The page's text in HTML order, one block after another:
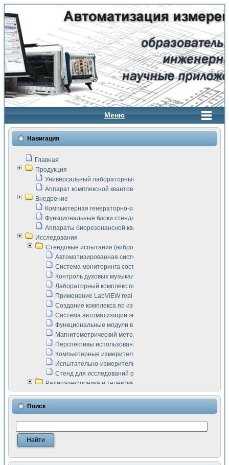
Меню
Навигация
Главная
Продукция
Универсальный лабораторный стенд "Сигнал-USB"
Аппарат комплексной квантовой терапии Интроскан
Внедрение
Компьютерная генераторно-измерительная система
Функциональные блоки стенда "Сигнал-USB"
Аппараты биорезонансной квантовой терапии серии СКАН
Исследования
Стендовые испытания (виброакустика, тензометрия и т.п.)
Автоматизированная система измерения параметров
Система мониторинга состояния тяговых
Контроль духовых музыкальных инструментов
Лабораторный комплекс по исследованию элементной
Применение LabVIEW real-time module для
Создание комплекса по измерению скорости подвижного
Система автоматизации экспериментальных
Функциональные модули в стандарте Nl SCXI для
Магнитометрический метод в дефектоскопии сварных
Перспективы использования машинного зрения в
Компьютерные измерительные системы для
Испытательно-измерительный комплекс аппаратуры для
Стенд для исследований рабочих процессов ДВС в
Радиоэлектроника и телекоммуникации
LabVIEW в расчетах радиолиний систем передачи данных
Аппаратно-программный комплекс для исследования
Виртуальный лабораторный стенд для исследования
Измерение шумовых параметров операционных
Измерительный преобразователь на основе цифровой
Использование NI LabVIEW для математического
Поиск